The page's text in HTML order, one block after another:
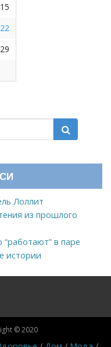
15
22
29
Лоллит
из прошлого
в паре
истории
© 2020